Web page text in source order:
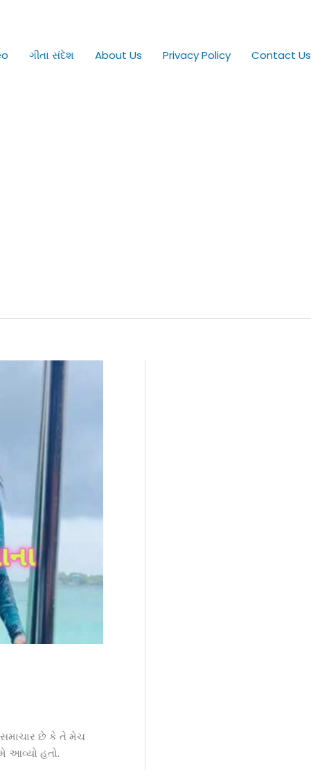
ગીતા સંદેશ About Us Privacy Policy Contact Us
છે કે તે મેચ
આવ્યો હતો.